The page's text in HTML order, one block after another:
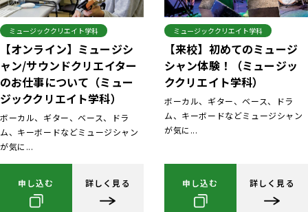
ミュージッククリエイト学科
【オンライン】ミュージシ
ャン/サウンドクリエイター
のお仕事について（ミュー
ジッククリエイト学科）
ボーカル、ギター、ベース、ドラ
ム、キーボードなどミュージシャン
が気に...
申し込む 詳しく見る
ミュージッククリエイト学科
【来校】初めてのミュージ
シャン体験！（ミュージッ
ククリエイト学科）
ボーカル、ギター、ベース、ドラ
ム、キーボードなどミュージシャン
が気に...
申し込む 詳しく見る